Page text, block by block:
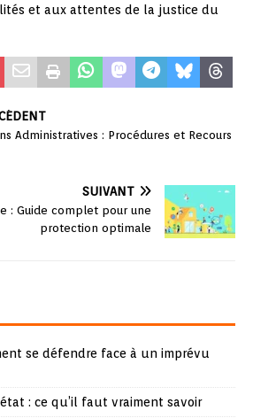
et aux attentes de la justice du
Administratives : Procédures et Recours
SUIVANT
: Guide complet pour une
protection optimale
se défendre face à un imprévu
: ce qu’il faut vraiment savoir